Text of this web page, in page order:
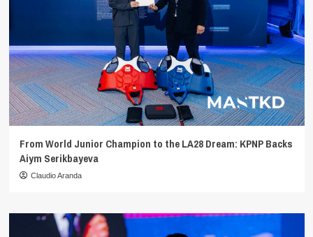
From World Junior Champion to the LA28 Dream: KPNP Backs
Aiym Serikbayeva
Claudio Aranda